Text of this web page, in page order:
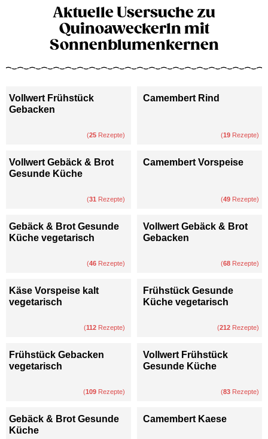
Aktuelle Usersuche zu
Quinoaweckerln mit
Sonnenblumenkernen
Vollwert Frühstück
Gebacken
(25 Rezepte)
Camembert Rind
(19 Rezepte)
Vollwert Gebäck & Brot
Gesunde Küche
(31 Rezepte)
Camembert Vorspeise
(49 Rezepte)
Gebäck & Brot Gesunde
Küche vegetarisch
(46 Rezepte)
Vollwert Gebäck & Brot
Gebacken
(68 Rezepte)
Käse Vorspeise kalt
vegetarisch
(112 Rezepte)
Frühstück Gesunde
Küche vegetarisch
(212 Rezepte)
Frühstück Gebacken
vegetarisch
(109 Rezepte)
Vollwert Frühstück
Gesunde Küche
(83 Rezepte)
Gebäck & Brot Gesunde
Küche
Camembert Kaese